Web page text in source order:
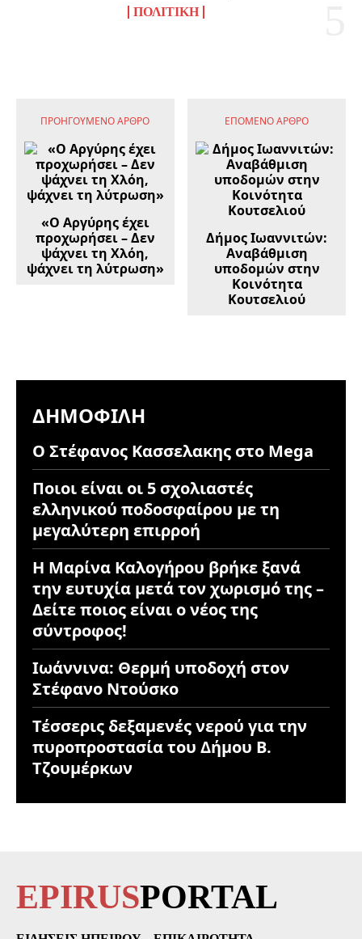
ΠΟΛΙΤΙΚΉ
ΠΡΟΗΓΟΎΜΕΝΟ ΆΡΘΡΟ
«Ο Αργύρης έχει
προχωρήσει – Δεν
ψάχνει τη Χλόη,
ψάχνει τη λύτρωση»
ΕΠΌΜΕΝΟ ΆΡΘΡΟ
Δήμος Ιωαννιτών:
Αναβάθμιση
υποδομών στην
Κοινότητα
Κουτσελιού
ΔΗΜΟΦΙΛΉ
Ο Στέφανος Κασσελακης στο Mega
Ποιοι είναι οι 5 σχολιαστές
ελληνικού ποδοσφαίρου με τη
μεγαλύτερη επιρροή
Η Μαρίνα Καλογήρου βρήκε ξανά
την ευτυχία μετά τον χωρισμό της –
Δείτε ποιος είναι ο νέος της
σύντροφος!
Ιωάννινα: Θερμή υποδοχή στον
Στέφανο Ντούσκο
Τέσσερις δεξαμενές νερού για την
πυροπροστασία του Δήμου Β.
Τζουμέρκων
EPIRUSPORTAL